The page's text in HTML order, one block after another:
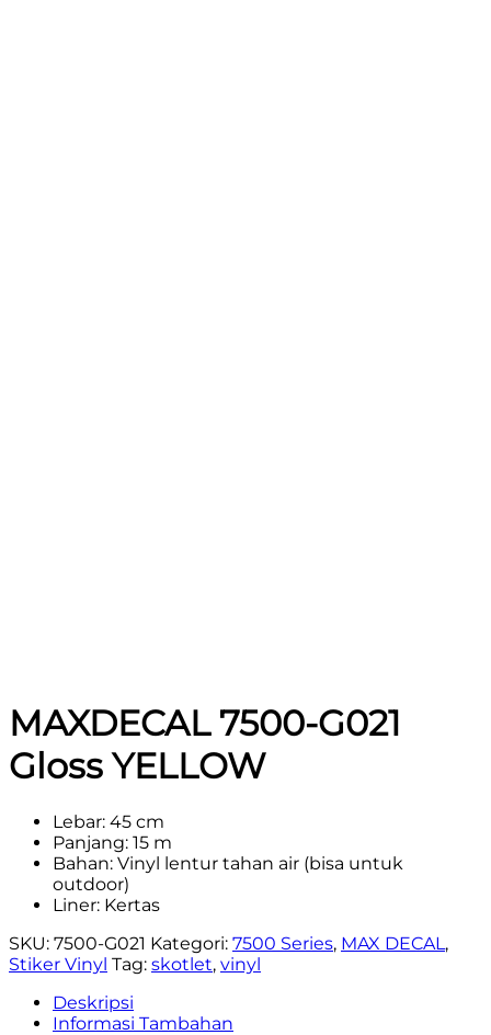
MAXDECAL 7500-G021
Gloss YELLOW
Lebar: 45 cm
Panjang: 15 m
Bahan: Vinyl lentur tahan air (bisa untuk
outdoor)
Liner: Kertas
SKU: 7500-G021 Kategori: 7500 Series, MAX DECAL,
Stiker Vinyl Tag: skotlet, vinyl
Deskripsi
Informasi Tambahan